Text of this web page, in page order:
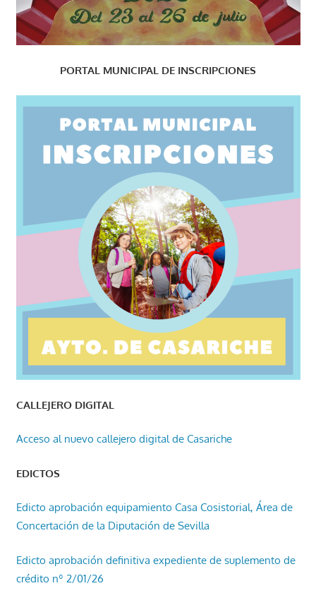
PORTAL MUNICIPAL DE INSCRIPCIONES
CALLEJERO DIGITAL
Acceso al nuevo callejero digital de Casariche
EDICTOS
Edicto aprobación equipamiento Casa Cosistorial, Área de
Concertación de la Diputación de Sevilla
Edicto aprobación definitiva expediente de suplemento de
crédito nº 2/01/26